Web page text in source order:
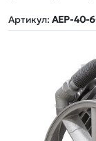
Артикул: AEP-40-